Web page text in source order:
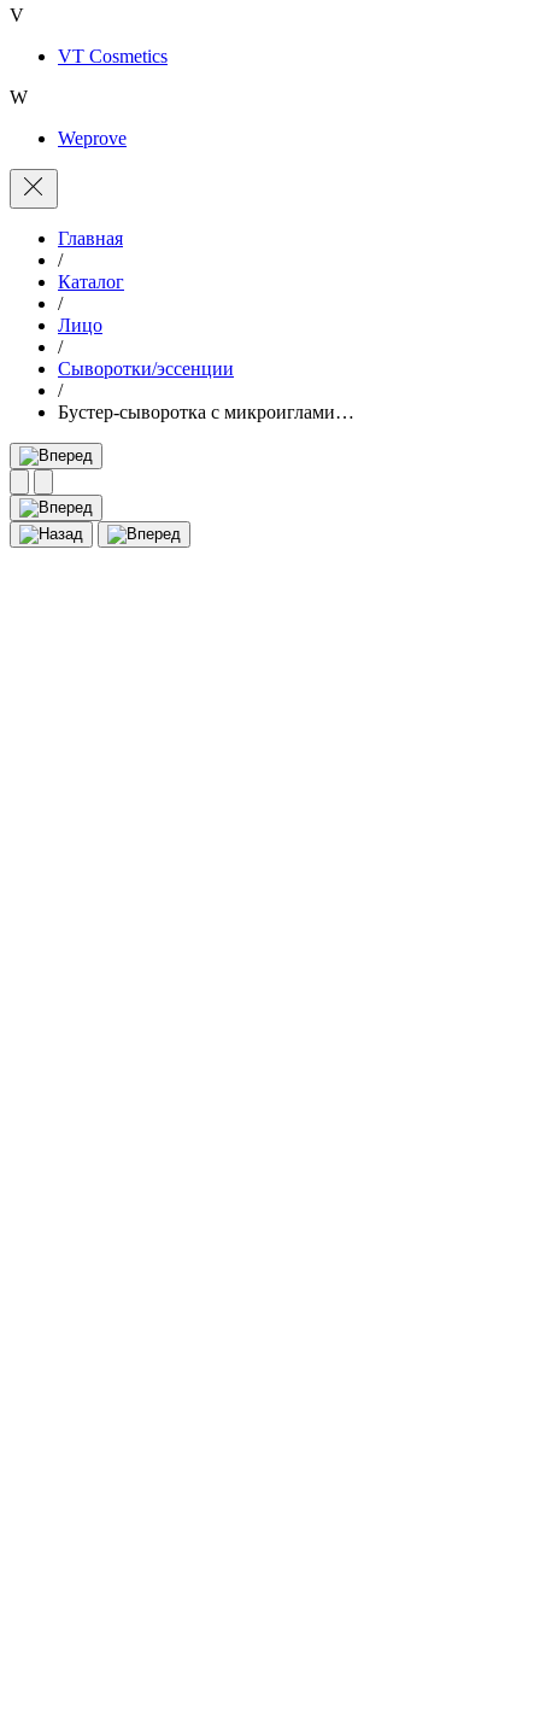
V
VT Cosmetics
W
Weprove
Главная
/
Каталог
/
Лицо
/
Сыворотки/эссенции
/
Бустер-сыворотка с микроиглами…